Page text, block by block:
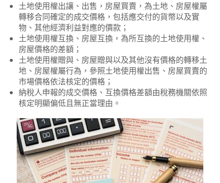
土地使用權出讓、出售，房屋買賣，為土地、房屋權屬
轉移合同確定的成交價格，包括應交付的貨幣以及實
物、其他經濟利益對應的價款；
土地使用權互換、房屋互換，為所互換的土地使用權、
房屋價格的差額；
土地使用權贈與、房屋贈與以及其他沒有價格的轉移土
地、房屋權屬行為，參照土地使用權出售、房屋買賣的
市場價格依法核定的價格；
納稅人申報的成交價格、互換價格差額由稅務機關依照
核定明顯偏低且無正當理由。